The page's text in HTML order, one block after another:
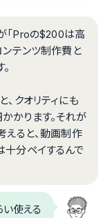
「Proの$200は高
ンテンツ制作費と
クオリティにも
かります。それが
ると、動画制作
十分ペイするんで
使える